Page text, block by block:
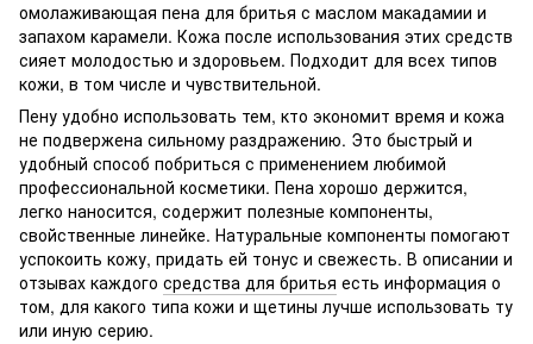
омолаживающая пена для бритья с маслом макадамии и
запахом карамели. Кожа после использования этих средств
сияет молодостью и здоровьем. Подходит для всех типов
кожи, в том числе и чувствительной.
Пену удобно использовать тем, кто экономит время и кожа
не подвержена сильному раздражению. Это быстрый и
удобный способ побриться с применением любимой
профессиональной косметики. Пена хорошо держится,
легко наносится, содержит полезные компоненты,
свойственные линейке. Натуральные компоненты помогают
успокоить кожу, придать ей тонус и свежесть. В описании и
отзывах каждого средства для бритья есть информация о
том, для какого типа кожи и щетины лучше использовать ту
или иную серию.